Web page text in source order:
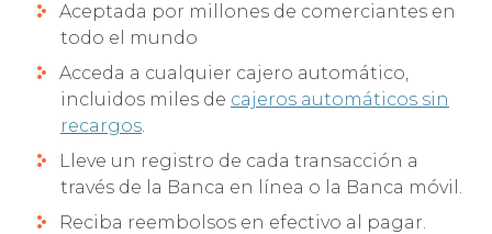
Aceptada por millones de comerciantes en
todo el mundo
Acceda a cualquier cajero automático,
incluidos miles de cajeros automáticos sin
recargos.
Lleve un registro de cada transacción a
través de la Banca en línea o la Banca móvil.
Reciba reembolsos en efectivo al pagar.